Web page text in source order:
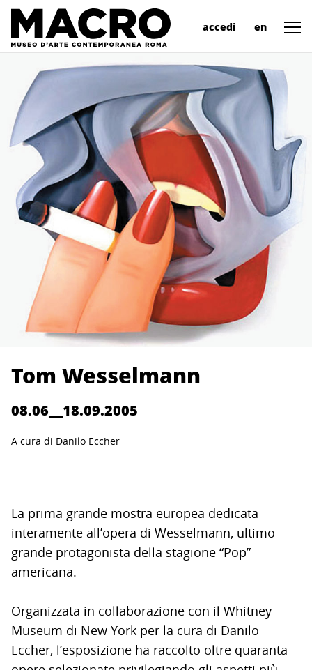
accedi en
Tom Wesselmann
08.06__18.09.2005
A cura di Danilo Eccher
La prima grande mostra europea dedicata
interamente all’opera di Wesselmann, ultimo
grande protagonista della stagione “Pop”
americana.
Organizzata in collaborazione con il Whitney
Museum di New York per la cura di Danilo
Eccher, l’esposizione ha raccolto oltre quaranta